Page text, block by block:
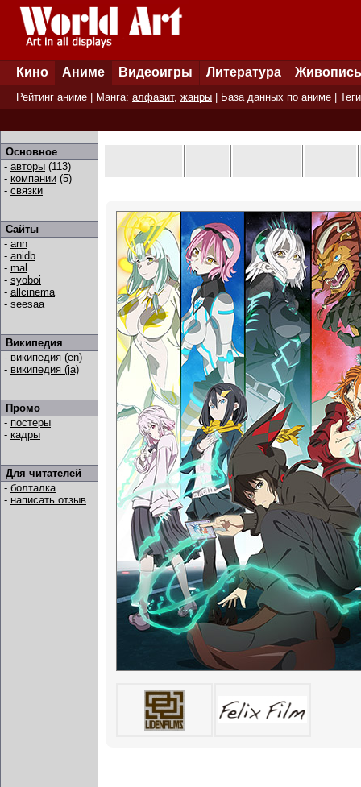
Кино Аниме Видеоигры Литература Живопись
Рейтинг аниме | Манга: алфавит, жанры База данных по аниме Теги
Основное
- авторы (113)
- компании (5)
- связки
Сайты
- ann
- anidb
- mal
- syoboi
- allcinema
- seesaa
Википедия
- википедия (en)
- википедия (ja)
Промо
- постеры
- кадры
Для читателей
- болталка
- написать отзыв